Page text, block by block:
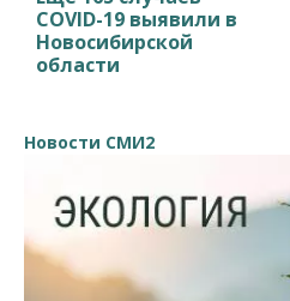
COVID-19 выявили в
Новосибирской
области
Новости СМИ2